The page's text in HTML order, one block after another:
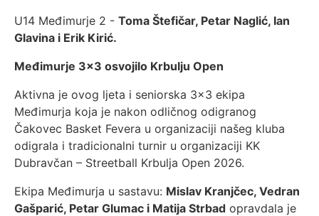
U14 Međimurje 2 - Toma Štefičar, Petar Naglić, Ian
Glavina i Erik Kirić.
Međimurje 3x3 osvojilo Krbulju Open
Aktivna je ovog ljeta i seniorska 3x3 ekipa
Međimurja koja je nakon odličnog odigranog
Čakovec Basket Fevera u organizaciji našeg kluba
odigrala i tradicionalni turnir u organizaciji KK
Dubravčan – Streetball Krbulja Open 2026.
Ekipa Međimurja u sastavu: Mislav Kranjčec, Vedran
Gašparić, Petar Glumac i Matija Strbad opravdala je